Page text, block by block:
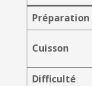
Préparation
Cuisson
Difficulté